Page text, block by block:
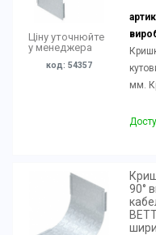
Ціну уточнюйте
у менеджера
код: 54357
мм.
90°